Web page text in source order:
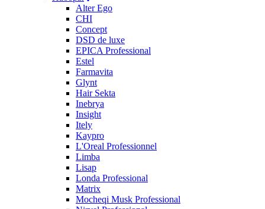
Alter Ego
CHI
Concept
DSD de luxe
EPICA Professional
Estel
Farmavita
Glynt
Hair Sekta
Inebrya
Insight
Itely
Kaypro
L'Oreal Professionnel
Limba
Lisap
Londa Professional
Matrix
Mocheqi Musk Professional